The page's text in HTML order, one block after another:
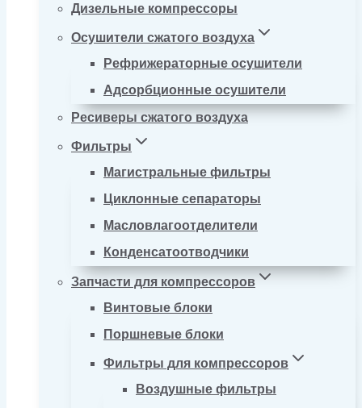
Дизельные компрессоры
Осушители сжатого воздуха
Рефрижераторные осушители
Адсорбционные осушители
Ресиверы сжатого воздуха
Фильтры
Магистральные фильтры
Циклонные сепараторы
Масловлагоотделители
Конденсатоотводчики
Запчасти для компрессоров
Винтовые блоки
Поршневые блоки
Фильтры для компрессоров
Воздушные фильтры